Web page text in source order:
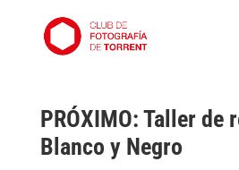
PRÓXIMO: Taller de
Blanco y Negro